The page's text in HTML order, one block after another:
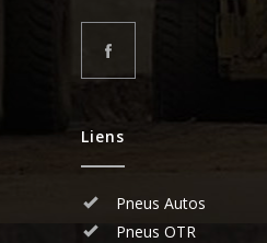
Liens
Pneus Autos
Pneus OTR